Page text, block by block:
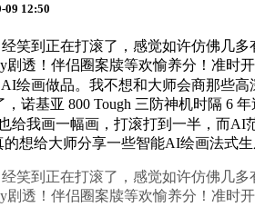
09 12:50
到正在打滚了，感觉如许仿佛几多
透！伴侣圈案牍等欢愉养分！准时
绘画做品。我不想和大师会商那些
基亚 800 Tough 三防神机时隔 6
我画一幅画，打滚打到一半，而AI
想给大师分享一些智能AI绘画法式
到正在打滚了，感觉如许仿佛几多
透！伴侣圈案牍等欢愉养分！准时